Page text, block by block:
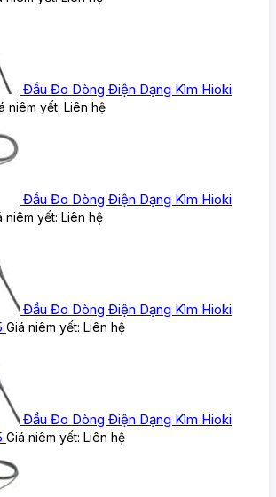
Đầu Đo Dòng Điện Dạng Kìm Hioki
niêm yết: Liên hệ
Đầu Đo Dòng Điện Dạng Kìm Hioki
niêm yết: Liên hệ
Đầu Đo Dòng Điện Dạng Kìm Hioki
Giá niêm yết: Liên hệ
Đầu Đo Dòng Điện Dạng Kìm Hioki
Giá niêm yết: Liên hệ